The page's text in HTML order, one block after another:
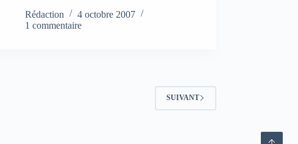
Rédaction
4 octobre 2007
1 commentaire
SUIVANT